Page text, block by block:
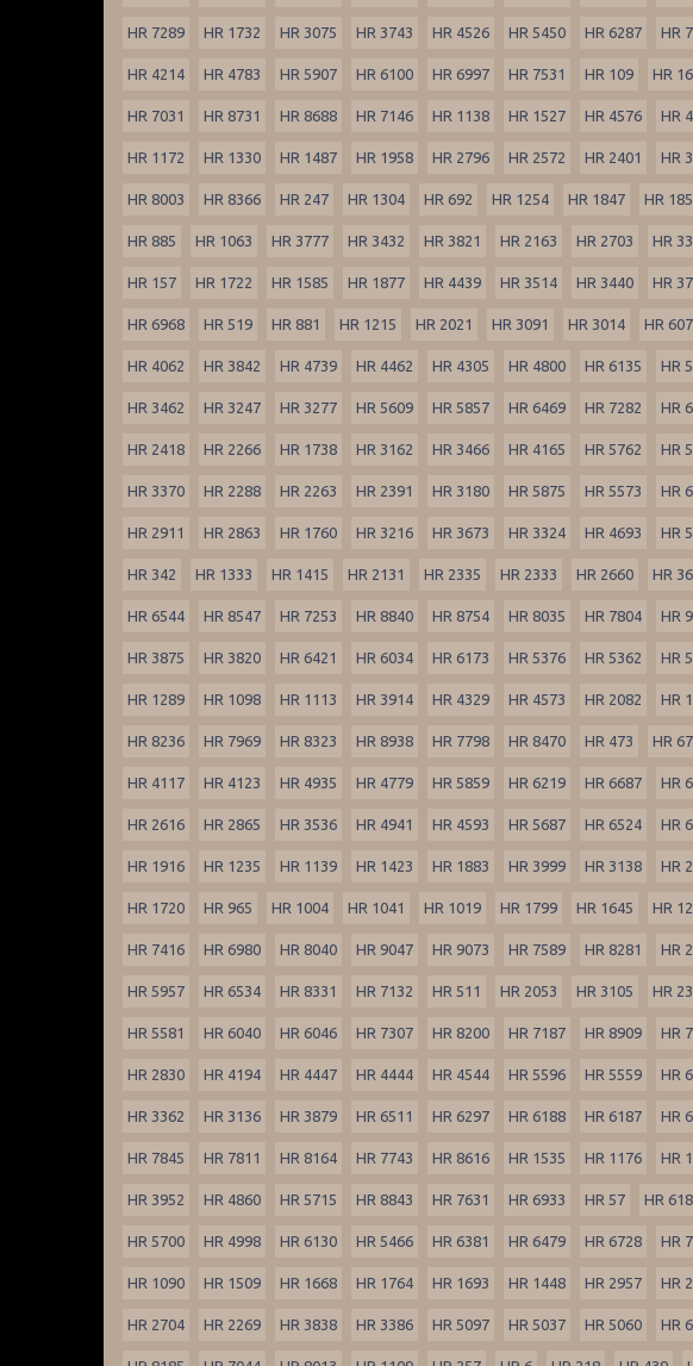
HR 7289 HR 1732 HR 3075 HR 3743 HR 4526 HR 5450 HR 6287 HR
HR 4214 HR 4783 HR 5907 HR 6100 HR 6997 HR 7531 HR 109 HR
HR 7031 HR 8731 HR 8688 HR 7146 HR 1138 HR 1527 HR 4576 HR
HR 1172 HR 1330 HR 1487 HR 1958 HR 2796 HR 2572 HR 2401 HR
HR 8003 HR 8366 HR 247 HR 1304 HR 692 HR 1254 HR 1847 HR
HR 885 HR 1063 HR 3777 HR 3432 HR 3821 HR 2163 HR 2703 HR
HR 157 HR 1722 HR 1585 HR 1877 HR 4439 HR 3514 HR 3440 HR
HR 6968 HR 519 HR 881 HR 1215 HR 2021 HR 3091 HR 3014 HR
HR 4062 HR 3842 HR 4739 HR 4462 HR 4305 HR 4800 HR 6135 HR
HR 3462 HR 3247 HR 3277 HR 5609 HR 5857 HR 6469 HR 7282 HR
HR 2418 HR 2266 HR 1738 HR 3162 HR 3466 HR 4165 HR 5762 HR
HR 3370 HR 2288 HR 2263 HR 2391 HR 3180 HR 5875 HR 5573 HR
HR 2911 HR 2863 HR 1760 HR 3216 HR 3673 HR 3324 HR 4693 HR
HR 342 HR 1333 HR 1415 HR 2131 HR 2335 HR 2333 HR 2660 HR
HR 6544 HR 8547 HR 7253 HR 8840 HR 8754 HR 8035 HR 7804 HR
HR 3875 HR 3820 HR 6421 HR 6034 HR 6173 HR 5376 HR 5362 HR
HR 1289 HR 1098 HR 1113 HR 3914 HR 4329 HR 4573 HR 2082 HR
HR 8236 HR 7969 HR 8323 HR 8938 HR 7798 HR 8470 HR 473 HR
HR 4117 HR 4123 HR 4935 HR 4779 HR 5859 HR 6219 HR 6687 HR
HR 2616 HR 2865 HR 3536 HR 4941 HR 4593 HR 5687 HR 6524 HR
HR 1916 HR 1235 HR 1139 HR 1423 HR 1883 HR 3999 HR 3138 HR
HR 1720 HR 965 HR 1004 HR 1041 HR 1019 HR 1799 HR 1645 HR
HR 7416 HR 6980 HR 8040 HR 9047 HR 9073 HR 7589 HR 8281 HR
HR 5957 HR 6534 HR 8331 HR 7132 HR 511 HR 2053 HR 3105 HR
HR 5581 HR 6040 HR 6046 HR 7307 HR 8200 HR 7187 HR 8909 HR
HR 2830 HR 4194 HR 4447 HR 4444 HR 4544 HR 5596 HR 5559 HR
HR 3362 HR 3136 HR 3879 HR 6511 HR 6297 HR 6188 HR 6187 HR
HR 7845 HR 7811 HR 8164 HR 7743 HR 8616 HR 1535 HR 1176 HR
HR 3952 HR 4860 HR 5715 HR 8843 HR 7631 HR 6933 HR 57 HR 618
HR 5700 HR 4998 HR 6130 HR 5466 HR 6381 HR 6479 HR 6728 HR
HR 1090 HR 1509 HR 1668 HR 1764 HR 1693 HR 1448 HR 2957 HR
HR 2704 HR 2269 HR 3838 HR 3386 HR 5097 HR 5037 HR 5060 HR